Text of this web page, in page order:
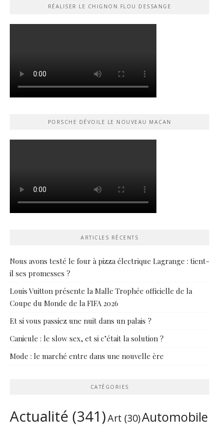
RÉALISER LE CHIGNON FLOU DESSANGE
PORSCHE DÉVOILE LE NOUVEAU MACAN
ARTICLES RÉCENTS
Nous avons testé le four à pizza électrique Lagrange : tient-
il ses promesses ?
Louis Vuitton présente la Malle Trophée officielle de la
Coupe du Monde de la FIFA 2026
Et si vous passiez une nuit dans un palais ?
Canicule : le slow sex, et si c’était la solution ?
Mode : le marché entre dans une nouvelle ère
CATÉGORIES
Actualité (341)Art (30)Automobile